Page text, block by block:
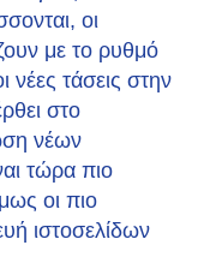
οι
με το ρυθμό
νέες τάσεις στην
στο
νέων
τώρα πιο
οι πιο
ιστοσελίδων